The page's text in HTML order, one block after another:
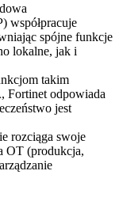
współpracuje
spójne funkcje
lokalne, jak i
takim
, Fortinet odpowiada
jest
rozciąga swoje
OT (produkcja,